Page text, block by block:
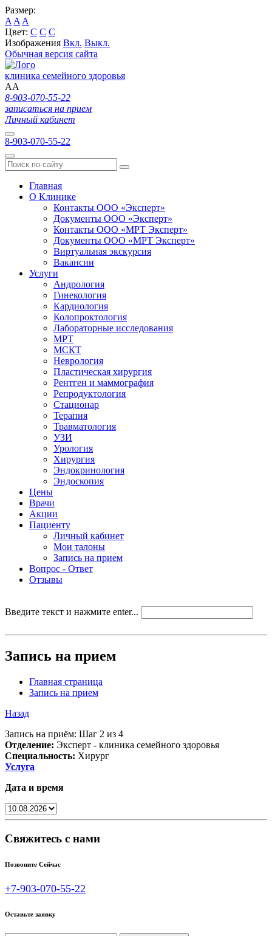
Размер:
A A A
Цвет: C C C
Изображения Вкл. Выкл.
Обычная версия сайта
клиника семейного здоровья
AA
8-903-070-55-22
записаться на прием
Личный кабинет
8-903-070-55-22
Главная
О Клинике
Контакты ООО «Эксперт»
Документы ООО «Эксперт»
Контакты ООО «МРТ Эксперт»
Документы ООО «МРТ Эксперт»
Виртуальная экскурсия
Вакансии
Услуги
Андрология
Гинекология
Кардиология
Колопроктология
Лабораторные исследования
МРТ
МСКТ
Неврология
Пластическая хирургия
Рентген и маммография
Репродуктология
Стационар
Терапия
Травматология
УЗИ
Урология
Хирургия
Эндокринология
Эндоскопия
Цены
Врачи
Акции
Пациенту
Личный кабинет
Мои талоны
Запись на прием
Вопрос - Ответ
Отзывы
Введите текст и нажмите enter...
Запись на прием
Главная страница
Запись на прием
Назад
Запись на приём: Шаг 2 из 4
Отделение: Эксперт - клиника семейного здоровья
Специальность: Хирург
Услуга
Дата и время
Свяжитесь с нами
Позвоните Сейчас
+7-903-070-55-22
Оставьте заявку